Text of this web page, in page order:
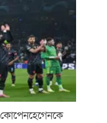
কোপেনহেগেনকে